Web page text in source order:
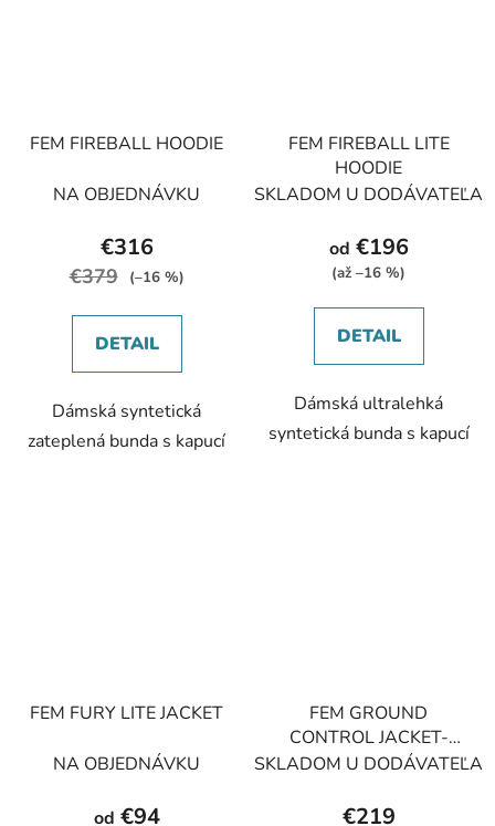
FEM FIREBALL HOODIE
NA OBJEDNÁVKU
€316
€379 (–16 %)
DETAIL
Dámská syntetická
zateplená bunda s kapucí
FEM FIREBALL LITE
HOODIE
SKLADOM U DODÁVATEĽA
od €196
(až –16 %)
DETAIL
Dámská ultralehká
syntetická bunda s kapucí
FEM FURY LITE JACKET
NA OBJEDNÁVKU
od €94
FEM GROUND
CONTROL JACKET-
ECLIPSE BLUE-UK10/S
SKLADOM U DODÁVATEĽA
€219